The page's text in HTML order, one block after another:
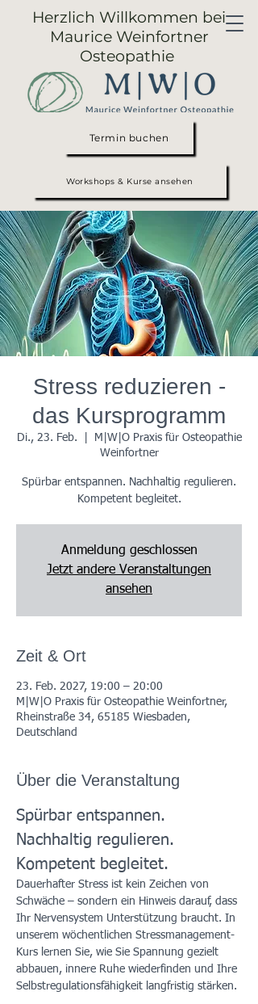
Herzlich Willkommen bei
Maurice Weinfortner
Osteopathie
Termin buchen
Workshops & Kurse ansehen
Stress reduzieren -
das Kursprogramm
Di., 23. Feb.
M|W|O Praxis für Osteopathie
Weinfortner
Spürbar entspannen. Nachhaltig regulieren.
Kompetent begleitet.
Anmeldung geschlossen
Jetzt andere Veranstaltungen
ansehen
Zeit & Ort
23. Feb. 2027, 19:00 – 20:00
M|W|O Praxis für Osteopathie Weinfortner,
Rheinstraße 34, 65185 Wiesbaden,
Deutschland
Über die Veranstaltung
Spürbar entspannen.
Nachhaltig regulieren.
Kompetent begleitet.
Dauerhafter Stress ist kein Zeichen von
Schwäche – sondern ein Hinweis darauf, dass
Ihr Nervensystem Unterstützung braucht. In
unserem wöchentlichen Stressmanagement-
Kurs lernen Sie, wie Sie Spannung gezielt
abbauen, innere Ruhe wiederfinden und Ihre
Selbstregulationsfähigkeit langfristig stärken.